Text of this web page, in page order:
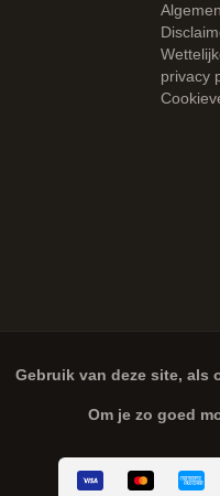
privacy
Gebruik van deze site, als
Om je zo goed